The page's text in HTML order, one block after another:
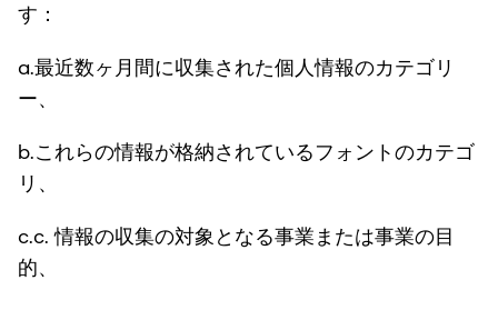
す：
a.最近数ヶ月間に収集された個人情報のカテゴリ
ー、
b.これらの情報が格納されているフォントのカテゴ
リ、
c.c. 情報の収集の対象となる事業または事業の目
的、